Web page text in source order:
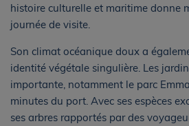
histoire culturelle et maritime donne
journée de visite.
Son climat océanique doux a
identité végétale singulière. Les
importante, notamment le parc
minutes du port. Avec ses espèces
ses arbres rapportés par des